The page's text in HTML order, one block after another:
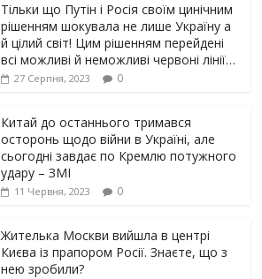
Тільки що Путін і Росія своїм цинічним
рішенням шoкyвaлa не лише Україну а
й цілий світ! Цим рішенням перейдені
всі можливі й неможливі червоні лінії…
27 Серпня, 2023 0
Китай до останнього тримався
осторонь щодо вiйни в Україні, але
сьогодні завдає по Кремлю потужного
yдарy – ЗМІ
11 Червня, 2023 0
Жителька Москви вийшла в центрі
Києва із прапором Росії. Знаєте, що з
нею зробили?